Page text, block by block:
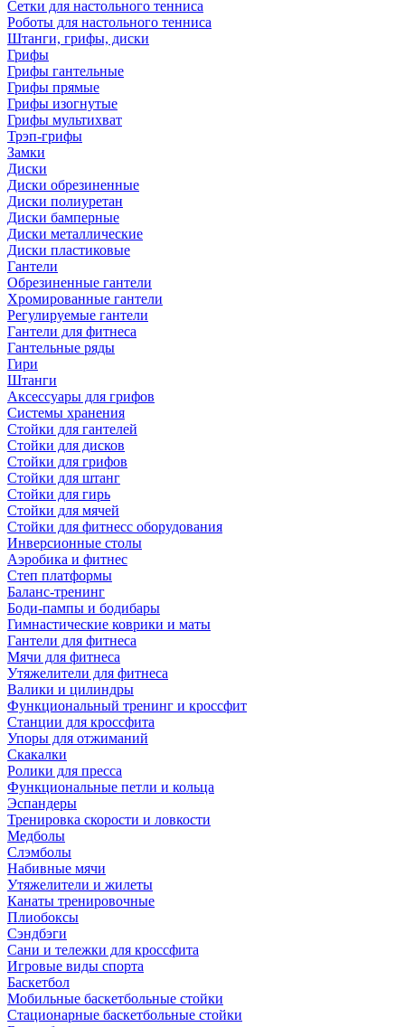
Сетки для настольного тенниса
Роботы для настольного тенниса
Штанги, грифы, диски
Грифы
Грифы гантельные
Грифы прямые
Грифы изогнутые
Грифы мультихват
Трэп-грифы
Замки
Диски
Диски обрезиненные
Диски полиуретан
Диски бамперные
Диски металлические
Диски пластиковые
Гантели
Обрезиненные гантели
Хромированные гантели
Регулируемые гантели
Гантели для фитнеса
Гантельные ряды
Гири
Штанги
Аксессуары для грифов
Системы хранения
Стойки для гантелей
Стойки для дисков
Стойки для грифов
Стойки для штанг
Стойки для гирь
Стойки для мячей
Стойки для фитнесс оборудования
Инверсионные столы
Аэробика и фитнес
Степ платформы
Баланс-тренинг
Боди-пампы и бодибары
Гимнастические коврики и маты
Гантели для фитнеса
Мячи для фитнеса
Утяжелители для фитнеса
Валики и цилиндры
Функциональный тренинг и кроссфит
Станции для кроссфита
Упоры для отжиманий
Скакалки
Ролики для пресса
Функциональные петли и кольца
Эспандеры
Тренировка скорости и ловкости
Медболы
Слэмболы
Набивные мячи
Утяжелители и жилеты
Канаты тренировочные
Плиобоксы
Сэндбэги
Сани и тележки для кроссфита
Игровые виды спорта
Баскетбол
Мобильные баскетбольные стойки
Стационарные баскетбольные стойки